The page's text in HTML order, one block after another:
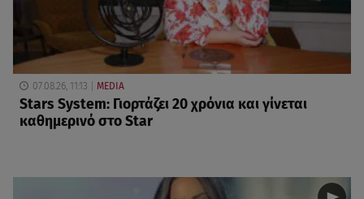
07.08.26, 11:13 MEDIA
Stars System: Γιορτάζει 20 χρόνια και γίνεται
καθημερινό στο Star